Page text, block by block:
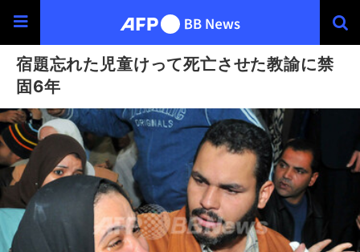
宿題忘れた児童けって死亡させた教諭に禁
固6年